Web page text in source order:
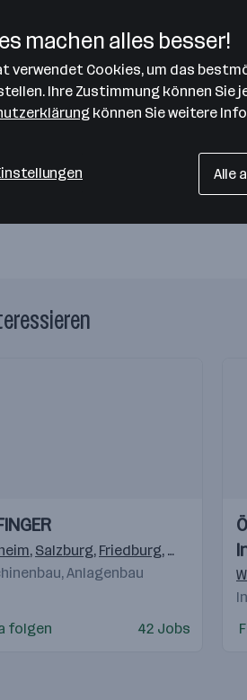
, Klagenfurt,Sinabelkirchen St.
, Salzburg, Friedburg, Köstendorf
Anlagenbau
folgen 42 Jobs
machen alles besser!
verwendet Cookies, um das
Ihre Zustimmung können Sie
können Sie weitere
Alle